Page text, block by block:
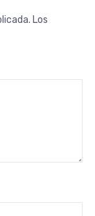
Los